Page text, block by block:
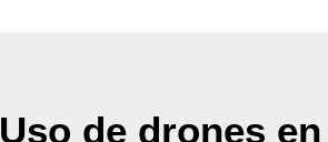
Uso de drones